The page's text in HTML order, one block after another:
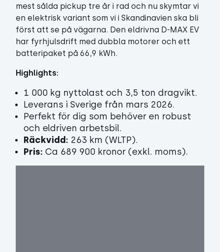
mest sålda pickup tre år i rad och nu skymtar vi
en elektrisk variant som vi i Skandinavien ska bli
först att se på vägarna. Den eldrivna D-MAX EV
har fyrhjulsdrift med dubbla motorer och ett
batteripaket på 66,9 kWh.
Highlights:
1 000 kg nyttolast och 3,5 ton dragvikt.
Leverans i Sverige från mars 2026.
Perfekt för dig som behöver en robust
och eldriven arbetsbil.
Räckvidd: 263 km (WLTP).
Pris: Ca 689 900 kronor (exkl. moms).